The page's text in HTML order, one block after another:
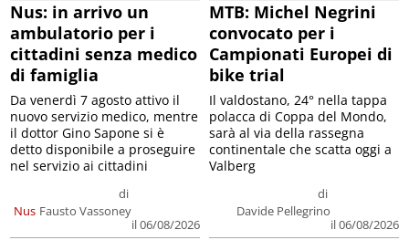
Nus: in arrivo un
ambulatorio per i
cittadini senza medico
di famiglia
Nus
di
Fausto Vassoney
il 06/08/2026
Da venerdì 7 agosto attivo il
nuovo servizio medico, mentre
il dottor Gino Sapone si è
detto disponibile a proseguire
nel servizio ai cittadini
MTB: Michel Negrini
convocato per i
Campionati Europei di
bike trial
di
Davide Pellegrino
il 06/08/2026
Il valdostano, 24° nella tappa
polacca di Coppa del Mondo,
sarà al via della rassegna
continentale che scatta oggi a
Valberg